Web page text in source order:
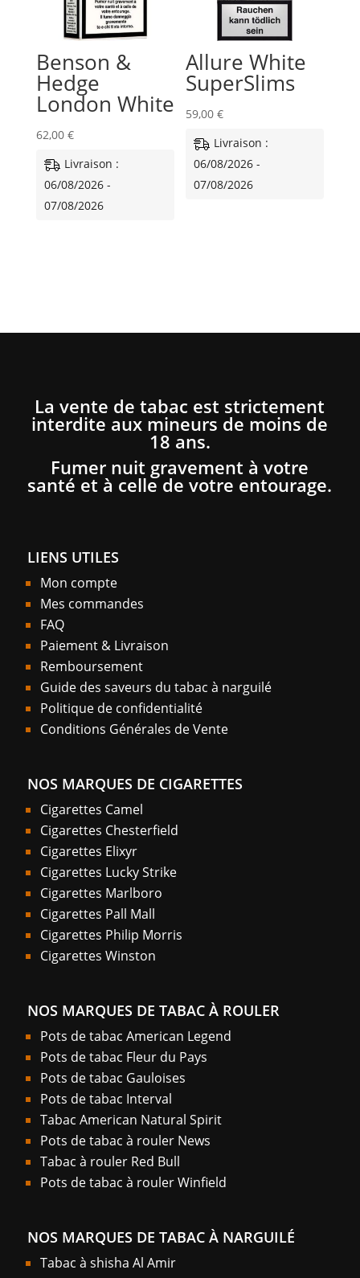
Benson &
Hedge
London White
62,00 €
Livraison :
06/08/2026 -
07/08/2026
Allure White
SuperSlims
59,00€
Livraison :
06/08/2026 -
07/08/2026
La vente de tabac est strictement
interdite aux mineurs de moins de
18 ans.
Fumer nuit gravement à votre
santé et à celle de votre entourage.
LIENS UTILES
Mon compte
Mes commandes
FAQ
Paiement & Livraison
Remboursement
Guide des saveurs du tabac à narguilé
Politique de confidentialité
Conditions Générales de Vente
NOS MARQUES DE CIGARETTES
Cigarettes Camel
Cigarettes Chesterfield
Cigarettes Elixyr
Cigarettes Lucky Strike
Cigarettes Marlboro
Cigarettes Pall Mall
Cigarettes Philip Morris
Cigarettes Winston
NOS MARQUES DE TABAC À ROULER
Pots de tabac American Legend
Pots de tabac Fleur du Pays
Pots de tabac Gauloises
Pots de tabac Interval
Tabac American Natural Spirit
Pots de tabac à rouler News
Tabac à rouler Red Bull
Pots de tabac à rouler Winfield
NOS MARQUES DE TABAC À NARGUILÉ
Tabac à shisha Al Amir